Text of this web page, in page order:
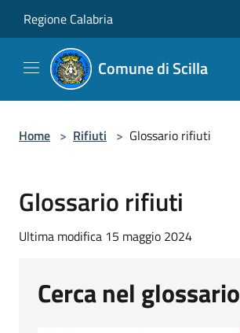
Regione Calabria
Comune di Scilla
Home > Rifiuti > Glossario rifiuti
Glossario rifiuti
Ultima modifica 15 maggio 2024
Cerca nel glossario